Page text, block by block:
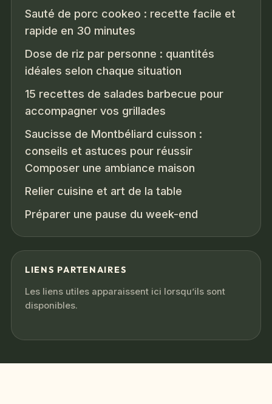
Sauté de porc cookeo : recette facile et
rapide en 30 minutes
Dose de riz par personne : quantités
idéales selon chaque situation
15 recettes de salades barbecue pour
accompagner vos grillades
Saucisse de Montbéliard cuisson :
conseils et astuces pour réussir
Composer une ambiance maison
Relier cuisine et art de la table
Préparer une pause du week-end
LIENS PARTENAIRES
Les liens utiles apparaissent ici lorsqu’ils sont
disponibles.